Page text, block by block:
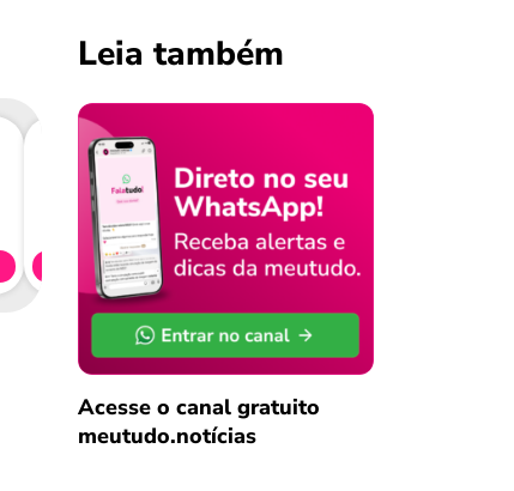
Leia também
Acesse o canal gratuito
meutudo.notícias